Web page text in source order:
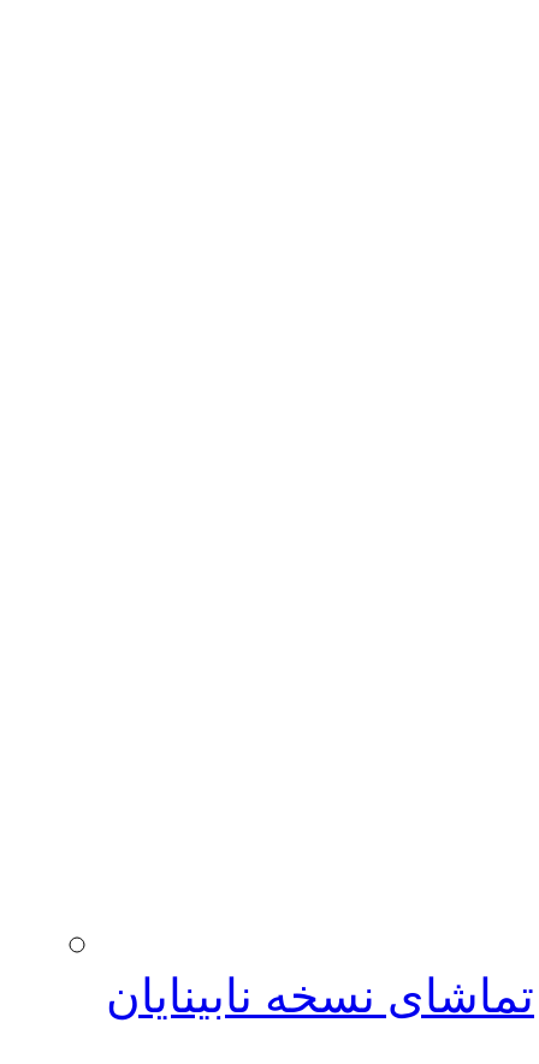
تماشای نسخه نابینایان